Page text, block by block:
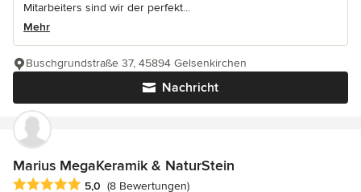
Mitarbeiters sind wir der perfekt...
Mehr
Nachricht
Buschgrundstraße 37, 45894 Gelsenkirchen
Marius MegaKeramik & NaturStein
Durchschnittliche Bewertung: 5 von 5 Sternen
5,0 (8 Bewertungen)